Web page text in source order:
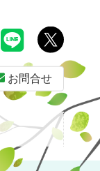
お問合せ